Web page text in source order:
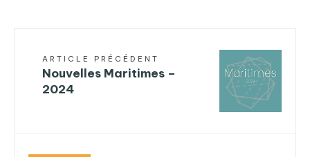
ARTICLE PRÉCÉDENT
Nouvelles Maritimes –
2024